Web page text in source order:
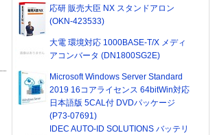
応研 販売大臣 NX スタンドアロン
(OKN-423533)
大電 環境対応 1000BASE-T/X メディ
アコンバータ (DN1800SG2E)
Microsoft Windows Server Standard
2019 16コアライセンス 64bitWin対応
日本語版 5CAL付 DVDパッケージ
(P73-07691)
IDEC AUTO-ID SOLUTIONS バッテリ